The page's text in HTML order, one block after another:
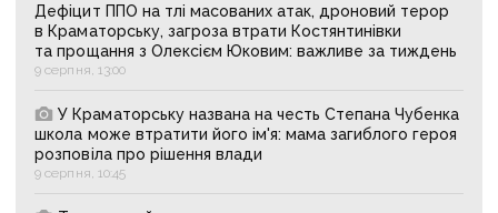
Дефіцит ППО на тлі масованих атак, дроновий терор
в Краматорську, загроза втрати Костянтинівки
та прощання з Олексієм Юковим: важливе за тиждень
9 серпня, 13:00
У Краматорську названа на честь Степана Чубенка
школа може втратити його ім'я: мама загиблого героя
розповіла про рішення влади
9 серпня, 10:45